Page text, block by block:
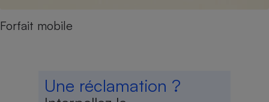
Forfait mobile
Une réclamation ?